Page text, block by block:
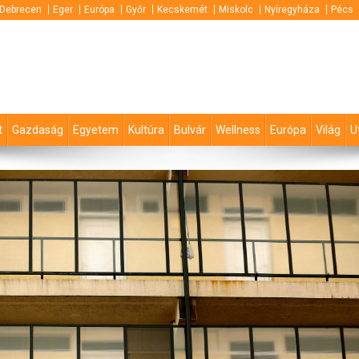
Debrecen Eger Európa Győr Kecskemét Miskolc Nyíregyháza Pécs
Gazdaság Egyetem Kultúra Bulvár Wellness Európa Világ